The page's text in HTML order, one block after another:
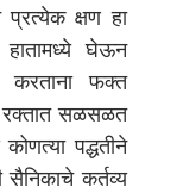
क्षण हा
हातामध्ये घेऊन
करताना फक्त
रक्तात सळसळत
पद्धतीने
कर्तव्य